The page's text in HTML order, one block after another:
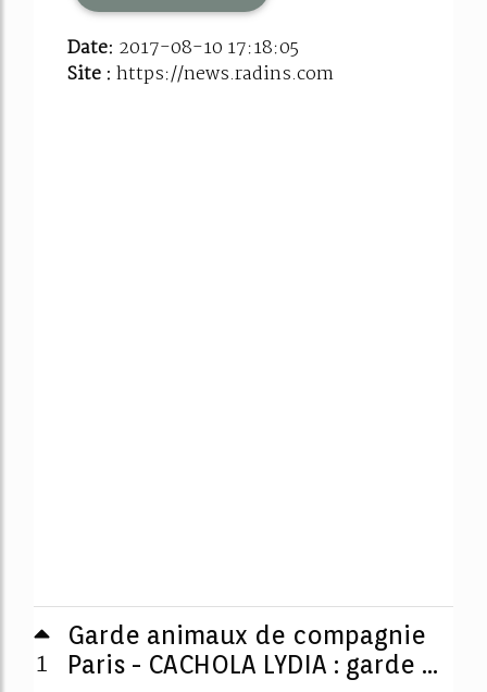
Date: 2017-08-10 17:18:05
Site : https://news.radins.com
1
Garde animaux de compagnie
Paris - CACHOLA LYDIA : garde ...